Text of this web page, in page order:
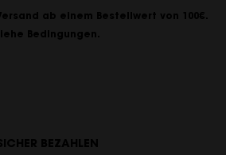
ab einem Bestellwert von 100€.
Bedingungen.
BEZAHLEN